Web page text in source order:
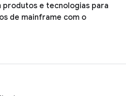
e tecnologias para
de mainframe com o